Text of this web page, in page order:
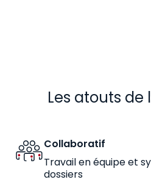
Les atouts de
Collaboratif
Travail en équipe et
dossiers